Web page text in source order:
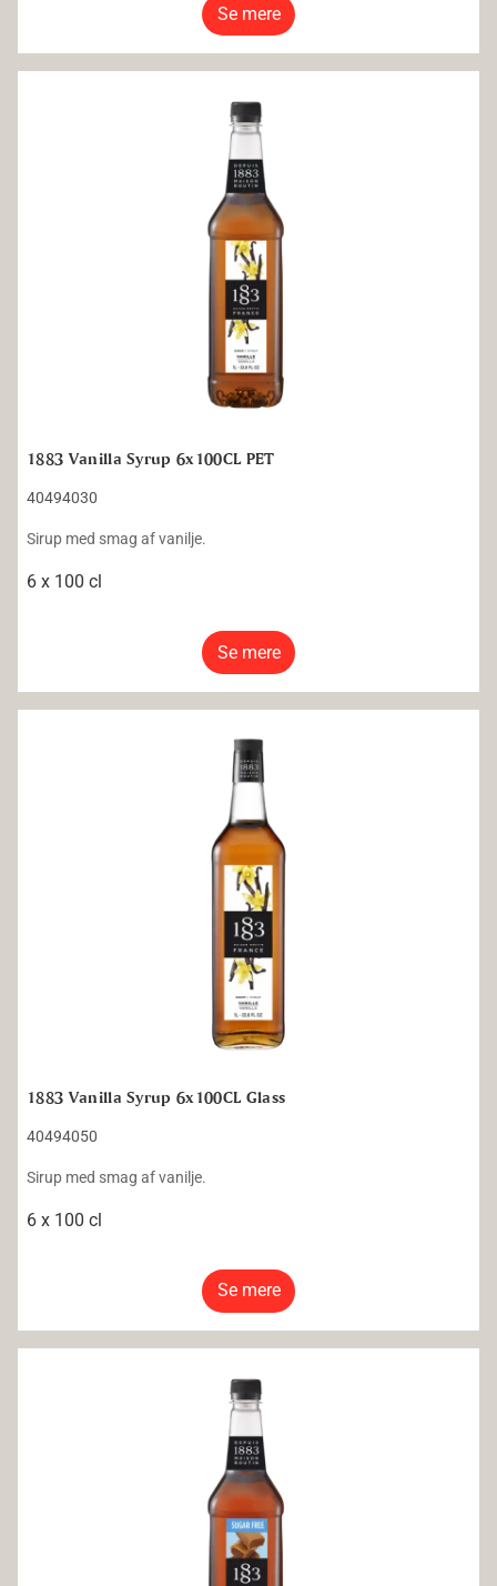
Se mere
1883 Vanilla Syrup 6x100CL PET
40494030
Sirup med smag af vanilje.
6 x 100 cl
Se mere
1883 Vanilla Syrup 6x100CL Glass
40494050
Sirup med smag af vanilje.
6 x 100 cl
Se mere